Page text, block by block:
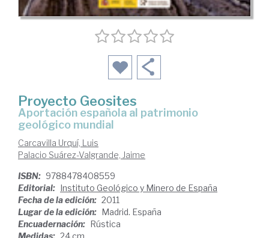
Proyecto Geosites
aportación española al patrimonio
geológico mundial
Carcavilla Urquí, Luis
Palacio Suárez-Valgrande, Jaime
ISBN: 9788478408559
Editorial: Instituto Geológico y Minero de España
Fecha de la edición: 2011
Lugar de la edición: Madrid. España
Encuadernación: Rústica
Medidas: 24 cm